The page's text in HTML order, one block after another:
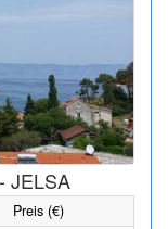
JELSA
Preis (€)